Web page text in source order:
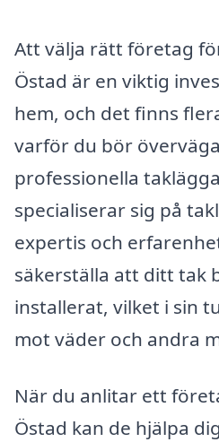
Att välja rätt företag
Östad är en viktig
hem, och det finns
varför du bör
professionella
specialiserar sig på
expertis och
säkerställa att ditt tak
installerat, vilket i sin
mot väder och andra
När du anlitar ett
Östad kan de hjälpa